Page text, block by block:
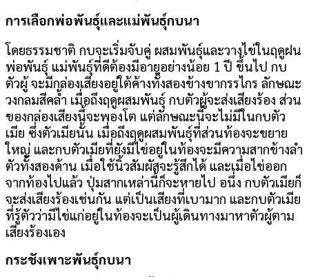
การเลือกพ่อพันธุ์และแม่พันธุ์กบนา
โดยธรรมชาติ กบจะเริ่มจับคู่ ผสมพันธุ์และวางไข่ในฤดูฝน
พ่อพันธุ์ แม่พันธุ์ที่ดีต้องมีอายุอย่างน้อย 1 ปี ขึ้นไป กบ
ตัวผู้ จะมีกล่องเสียงอยู่ใต้ค้างทั้งสองข้างขากรรไกร ลักษณะ
วงกลมสีคล้ำ เมื่อถึงฤดูผสมพันธุ์ กบตัวผู้จะส่งเสียงร้อง ส่วน
ของกล่องเสียงนี้จะพองโต แต่ลักษณะนี้จะไม่มีในกบตัว
เมีย ซึ่งตัวเมียนั้น เมื่อถึงฤดูผสมพันธุ์ที่ส่วนท้องจะขยาย
ใหญ่ และกบตัวเมียที่ยังมีไข่อยู่ในท้องจะมีความสากข้างลำ
ตัวทั้งสองด้าน เมื่อใช้นิ้วสัมผัสจะรู้สึกได้ และเมื่อไข่ออก
จากท้องไปแล้ว ปุ่มสากเหล่านี้ก็จะหายไป อนึ่ง กบตัวเมียก็
จะส่งเสียงร้องเช่นกัน แต่เป็นเสียงที่เบามาก และกบตัวเมีย
ที่รู้ตัวว่ามีไข่แก่อยู่ในท้องจะเป็นผู้เดินทางมาหาตัวผู้ตาม
เสียงร้องเอง
กระชังเพาะพันธุ์กบนา